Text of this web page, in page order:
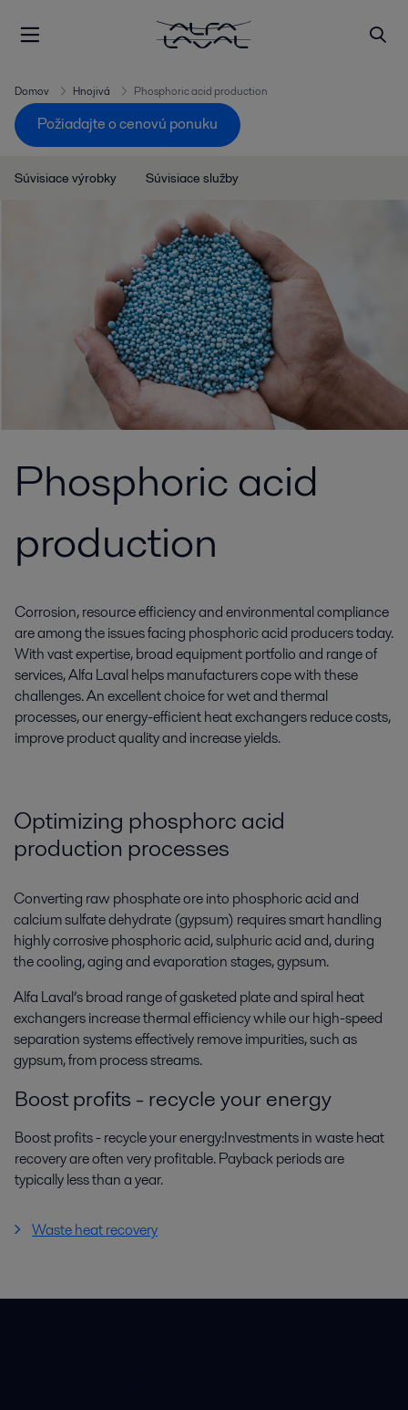
Domov Hnojivá Phosphoric acid production
Požiadajte o cenovú ponuku
Súvisiace výrobky Súvisiace služby
Phosphoric acid
production
Corrosion, resource efficiency and environmental compliance
are among the issues facing phosphoric acid producers today.
With vast expertise, broad equipment portfolio and range of
services, Alfa Laval helps manufacturers cope with these
challenges. An excellent choice for wet and thermal
processes, our energy-efficient heat exchangers reduce costs,
improve product quality and increase yields.
Optimizing phosphorc acid
production processes
Converting raw phosphate ore into phosphoric acid and
calcium sulfate dehydrate (gypsum) requires smart handling
highly corrosive phosphoric acid, sulphuric acid and, during
the cooling, aging and evaporation stages, gypsum.
Alfa Laval’s broad range of gasketed plate and spiral heat
exchangers increase thermal efficiency while our high-speed
separation systems effectively remove impurities, such as
gypsum, from process streams.
Boost profits - recycle your energy
Boost profits - recycle your energy:Investments in waste heat
recovery are often very profitable. Payback periods are
typically less than a year.
Waste heat recovery